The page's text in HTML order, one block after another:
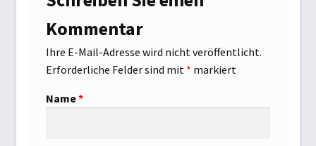
Widerrufsbelehrung
Zahlungsarten
Zelte und Camping
Kommentar
Ihre E-Mail-Adresse wird nicht veröffentlicht.
Erforderliche Felder sind mit * markiert
Name*